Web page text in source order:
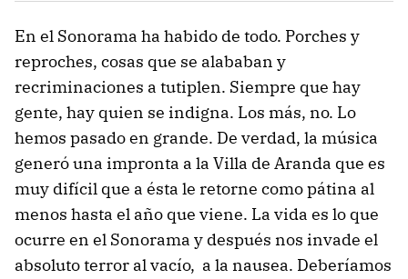
En el Sonorama ha habido de todo. Porches y
reproches, cosas que se alababan y
recriminaciones a tutiplen. Siempre que hay
gente, hay quien se indigna. Los más, no. Lo
hemos pasado en grande. De verdad, la música
generó una impronta a la Villa de Aranda que es
muy difícil que a ésta le retorne como pátina al
menos hasta el año que viene. La vida es lo que
ocurre en el Sonorama y después nos invade el
absoluto terror al vacío, a la nausea. Deberíamos